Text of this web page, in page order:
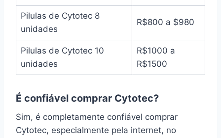
Pilulas de Cytotec 8
unidades
R$800 a $980
Pilulas de Cytotec 10
unidades
R$1000 a
R$1500
É confiável comprar Cytotec?
Sim, é completamente confiável comprar
Cytotec, especialmente pela internet, no